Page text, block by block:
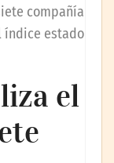
compañía
índice estado
el